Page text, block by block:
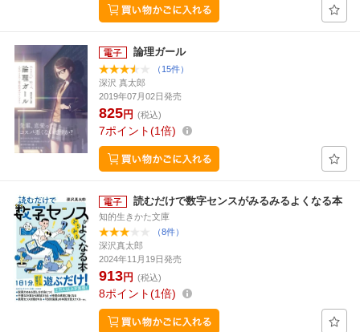
論理ガール
（15件）
深沢 真太郎
2019年07月02日発売
825円 (税込)
7ポイント 1倍
読むだけで数字センスがみるみるよくなる本
知的生きかた文庫
（8件）
深沢真太郎
2024年11月19日発売
913円 (税込)
8ポイント 1倍